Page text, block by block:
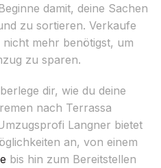
damit, deine Sachen
zu sortieren. Verkaufe
mehr benötigst, um
zu sparen.
dir, wie du deine
nach Terrassa
Langner bietet
an, von einem
bis hin zum Bereitstellen